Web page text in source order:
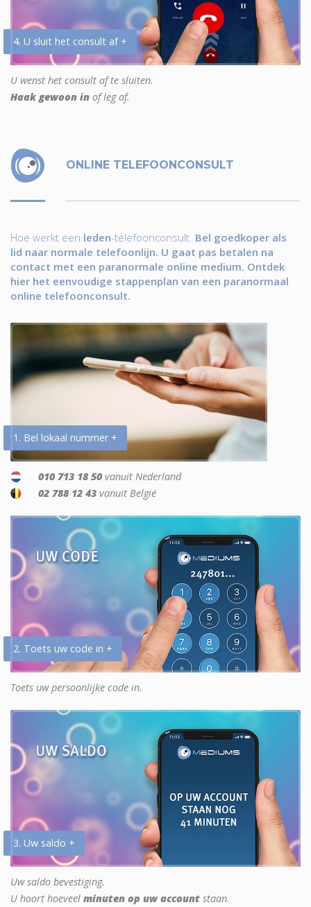
4. U sluit het consult af +
U wenst het consult af te sluiten.
Haak gewoon in of leg af.
ONLINE TELEFOONCONSULT
Hoe werkt een leden-telefoonconsult. Bel goedkoper als
lid naar normale telefoonlijn. U gaat pas betalen na
contact met een paranormale online medium. Ontdek
hier het eenvoudige stappenplan van een paranormaal
online telefoonconsult.
1. Bel lokaal nummer +
010 713 18 50 vanuit Nederland
02 788 12 43 vanuit België
2. Toets uw code in +
Toets uw persoonlijke code in.
3. Uw saldo +
Uw saldo bevestiging.
U hoort hoeveel minuten op uw account staan.